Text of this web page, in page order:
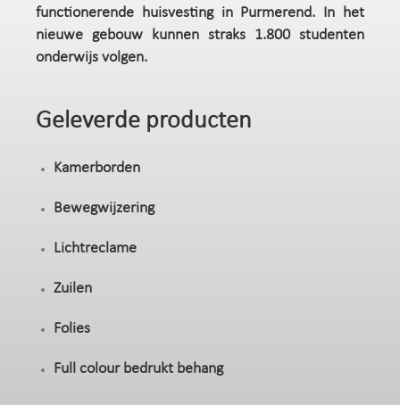
functionerende huisvesting in Purmerend. In het
nieuwe gebouw kunnen straks 1.800 studenten
onderwijs volgen.
Geleverde producten
Kamerborden
Bewegwijzering
Lichtreclame
Zuilen
Folies
Full colour bedrukt behang